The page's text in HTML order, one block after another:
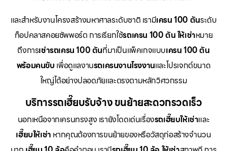
และสำหรับงานโครงสร้างมหาศาลระดับชาติ เรามีเครน 100 ตันระดับ
ท็อปคลาสคอยซัพพอร์ต การเรียกใช้รถเครน 100 ตัน ให้เช่าหมาย
ถึงการเช่ารถเครน 100 ตันที่มาเป็นแพ็คเกจแบบเครน 100 ตัน
พร้อมคนขับ เพื่อดูแลงานรถเครนงานโรงงานและโปรเจกต์ขนาด
ใหญ่ได้อย่างปลอดภัยและตรงตามหลักวิศวกรรม
บริการรถเฮี๊ยบรับจ้าง ขนย้ายสะดวกรวดเร็ว
นอกเหนือจากเครนทรงสูง เรายังโดดเด่นเรื่องรถเฮี๊ยบให้เช่าและ
เฮี๊ยบให้เช่า หากคุณต้องการขนย้ายของหรือวัสดุก่อสร้างจำนวน